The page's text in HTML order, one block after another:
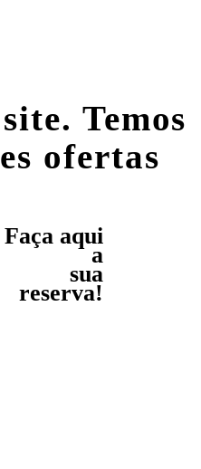
Temos
ofertas
Faça aqui
a
sua
reserva!